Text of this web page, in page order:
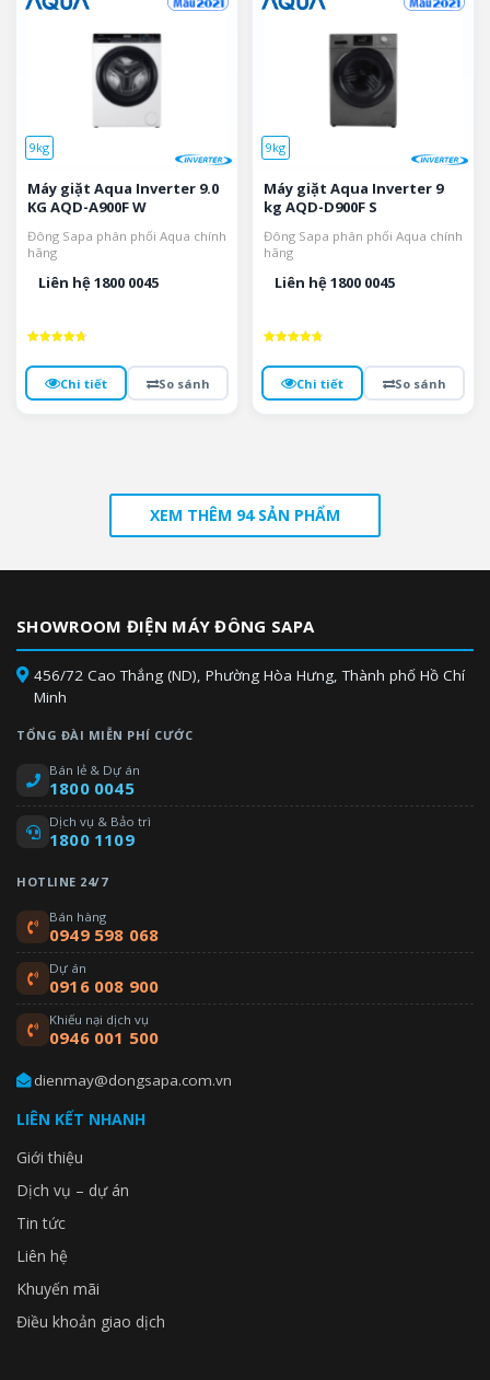
9kg
Máy giặt Aqua Inverter 9.0
KG AQD-A900F W
Đông Sapa phân phối Aqua chính
hãng
Liên hệ 1800 0045
hạng
5 saoChi tiết So sánh
9kg
Máy giặt Aqua Inverter 9
kg AQD-D900F S
Đông Sapa phân phối Aqua chính
hãng
Liên hệ 1800 0045
hạng
5 saoChi tiết So sánh
XEM THÊM 94 SẢN PHẨM
SHOWROOM ĐIỆN MÁY ĐÔNG SAPA
456/72 Cao Thắng (ND), Phường Hòa Hưng, Thành phố Hồ Chí
Minh
TỔNG ĐÀI MIỄN PHÍ CƯỚC
Bán lẻ & Dự án
1800 0045
Dịch vụ & Bảo trì
1800 1109
HOTLINE 24/7
Bán hàng
0949 598 068
Dự án
0916 008 900
Khiếu nại dịch vụ
0946 001 500
dienmay@dongsapa.com.vn
LIÊN KẾT NHANH
Giới thiệu
Dịch vụ – dự án
Tin tức
Liên hệ
Khuyến mãi
Điều khoản giao dịch